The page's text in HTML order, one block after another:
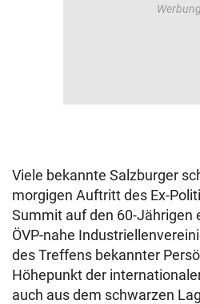
Viele bekannte Salzburger
morgigen Auftritt des Ex-
Summit auf den 60-Jährigen
ÖVP-nahe
des Treffens bekannter
Höhepunkt der
auch aus dem schwarzen